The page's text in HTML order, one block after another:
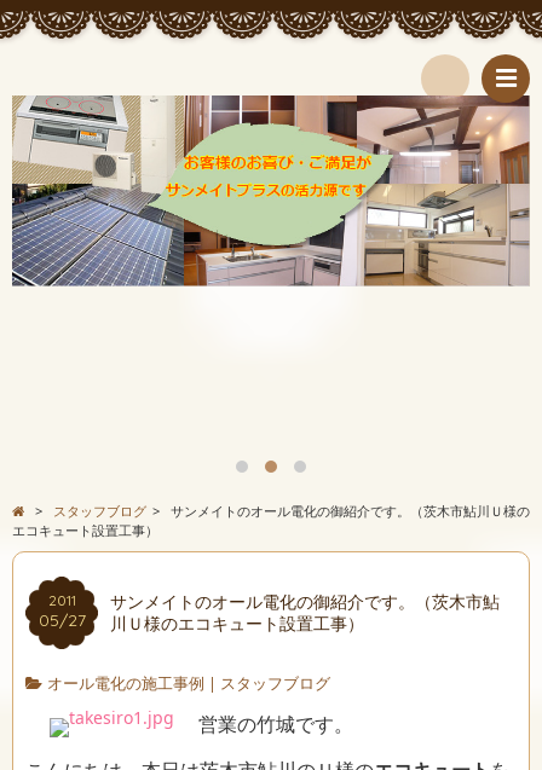
検
索
> スタッフブログ > サンメイトのオール電化の御紹介です。（茨木市鮎川Ｕ様の
エコキュート設置工事）
2011
05/27
サンメイトのオール電化の御紹介です。（茨木市鮎
川Ｕ様のエコキュート設置工事）
オール電化の施工事例 | スタッフブログ
営業の竹城です。